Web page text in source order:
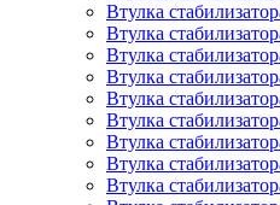
Втулка
Втулка
Втулка
Втулка
Втулка
Втулка
Втулка
Втулка
Втулка